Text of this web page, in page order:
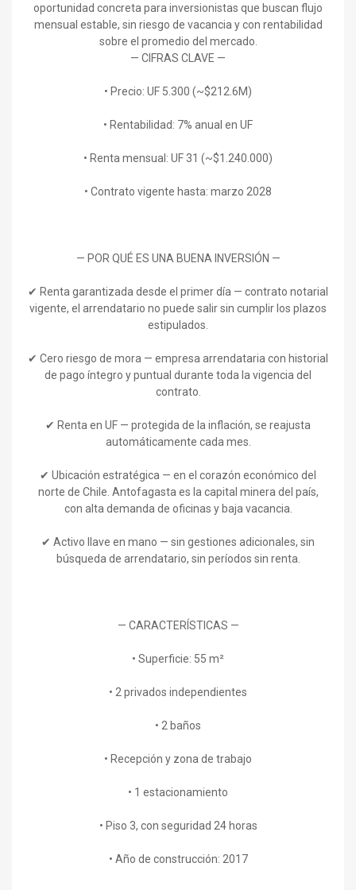
oportunidad concreta para inversionistas que buscan flujo
mensual estable, sin riesgo de vacancia y con rentabilidad
sobre el promedio del mercado.
— CIFRAS CLAVE —
• Precio: UF 5.300 (~$212.6M)
• Rentabilidad: 7% anual en UF
• Renta mensual: UF 31 (~$1.240.000)
• Contrato vigente hasta: marzo 2028
— POR QUÉ ES UNA BUENA INVERSIÓN —
✔ Renta garantizada desde el primer día — contrato notarial
vigente, el arrendatario no puede salir sin cumplir los plazos
estipulados.
✔ Cero riesgo de mora — empresa arrendataria con historial
de pago íntegro y puntual durante toda la vigencia del
contrato.
✔ Renta en UF — protegida de la inflación, se reajusta
automáticamente cada mes.
✔ Ubicación estratégica — en el corazón económico del
norte de Chile. Antofagasta es la capital minera del país,
con alta demanda de oficinas y baja vacancia.
✔ Activo llave en mano — sin gestiones adicionales, sin
búsqueda de arrendatario, sin períodos sin renta.
— CARACTERÍSTICAS —
• Superficie: 55 m²
• 2 privados independientes
• 2 baños
• Recepción y zona de trabajo
• 1 estacionamiento
• Piso 3, con seguridad 24 horas
• Año de construcción: 2017